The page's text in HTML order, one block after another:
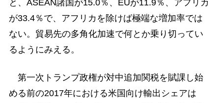
と、ASEAN諸国が15.0％、EUが11.9％、アフリカ
が33.4％で、アフリカを除けば極端な増加率では
ない。貿易先の多角化加速で何とか乗り切ってい
るようにみえる。
第一次トランプ政権が対中追加関税を賦課し始
める前の2017年における米国向け輸出シェアは